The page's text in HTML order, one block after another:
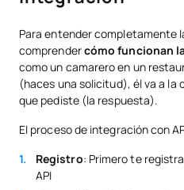
Para entender completamente
comprendercómo funcionan
como un camarero en un
(haces una solicitud), él va a la
que pediste (la respuesta).
El proceso de integración con
Registro: Primero te
API